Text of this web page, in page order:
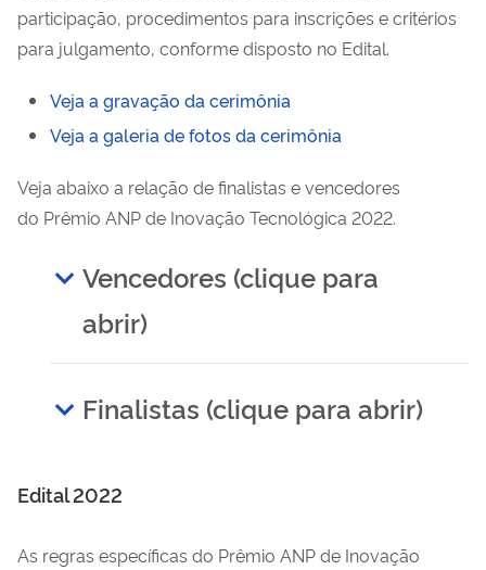
participação, procedimentos para inscrições e critérios
para julgamento, conforme disposto no Edital.
Veja a gravação da cerimônia
Veja a galeria de fotos da cerimônia
Veja abaixo a relação de finalistas e vencedores
do Prêmio ANP de Inovação Tecnológica 2022.
Vencedores (clique para
abrir)
Finalistas (clique para abrir)
Edital 2022
As regras específicas do Prêmio ANP de Inovação